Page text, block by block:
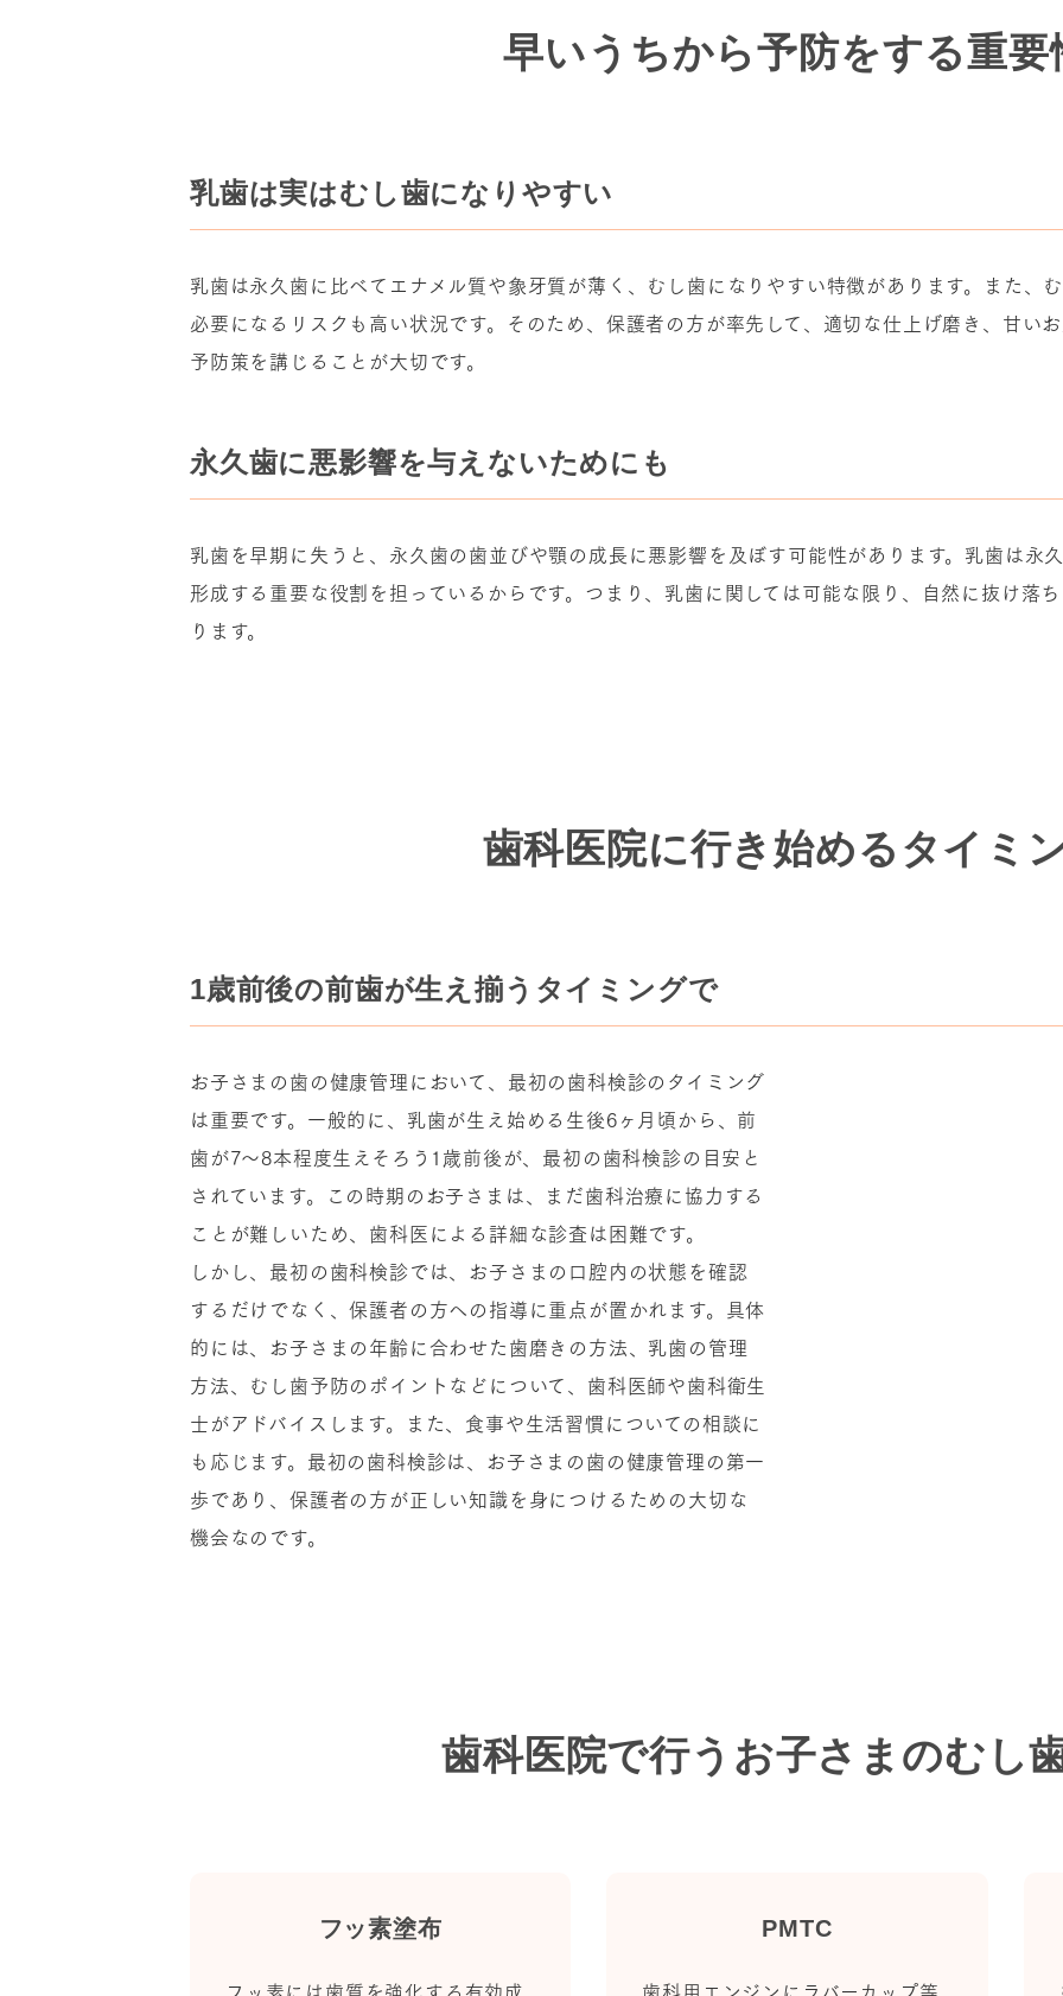
早いうちから予防をする重要
乳歯は実はむし歯になりやすい
乳歯は永久歯に比べてエナメル質や象牙質が薄く、むし歯になりやすい特徴があります。また、
必要になるリスクも高い状況です。そのため、保護者の方が率先して、適切な仕上げ磨き、甘い
予防策を講じることが大切です。
永久歯に悪影響を与えないためにも
乳歯を早期に失うと、永久歯の歯並びや顎の成長に悪影響を及ぼす可能性があります。乳歯は永
形成する重要な役割を担っているからです。つまり、乳歯に関しては可能な限り、自然に抜け落
ります。
歯科医院に行き始める タイミ
1歳前後の前歯が生え揃う タイミングで
お子さまの歯の健康管理において、最初の歯科検診のタイミング
は重要です。一般的に、乳歯が生え始める生後6ヶ月頃から、前
歯が7〜8本程度生えそろう1歳前後が、最初の歯科検診の目安と
されています。この時期のお子さまは、まだ歯科治療に協力する
ことが難しいため、歯科医による詳細な診査は困難です。
しかし、最初の歯科検診では、お子さまの口腔内の状態を確認
するだけでなく、保護者の方への指導に重点が置かれます。具体
的には、お子さまの年齢に合わせた歯磨きの方法、乳歯の管理
方法、むし歯予防のポイントなどについて、歯科医師や歯科衛生
士がアドバイスします。また、食事や生活習慣についての相談に
も応じます。最初の歯科検診は、お子さまの歯の健康管理の第一
歩であり、保護者の方が正しい知識を身につけるための大切な
機会なのです。
歯科医院で行う お子さまのむし
フッ素塗布 PMTC